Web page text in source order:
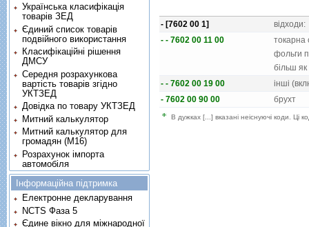
- [7602 00 1]
вiдходи:
- - 7602 00 11 00
токарна
фольги
бiльш
- - 7602 00 19 00
iншi
- 7602 00 90 00
брухт
В дужках [...] вказані неіснуючі коди. Ці
Українська класифікація
товарів ЗЕД
Єдиний список товарів
подвійного використання
Класифікаційні рішення
ДМСУ
Середня розрахункова
вартість товарів згідно
УКТЗЕД
Довідка по товару УКТЗЕД
Митний калькулятор
Митний калькулятор для
громадян (М16)
Розрахунок імпорта
автомобіля
Інформаційна підтримка
Електронне декларування
NCTS Фаза 5
Єдине вікно для міжнародної